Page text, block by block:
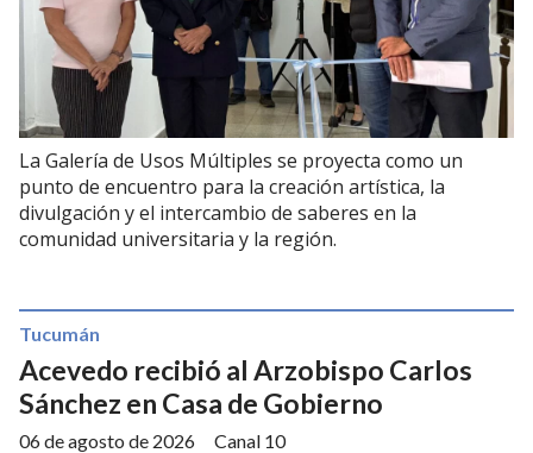
La Galería de Usos Múltiples se proyecta como un
punto de encuentro para la creación artística, la
divulgación y el intercambio de saberes en la
comunidad universitaria y la región.
Acevedo recibió al Arzobispo Carlos
Sánchez en Casa de Gobierno
Canal 10
Tucumán
06 de agosto de 2026